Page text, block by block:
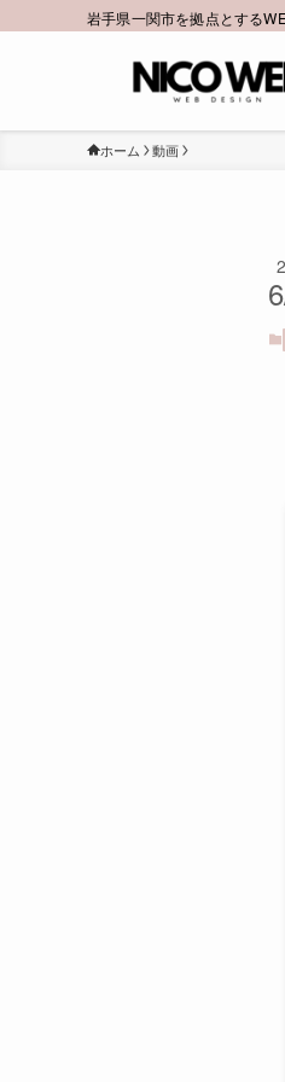
岩手県一関市を拠点とする
ホーム 動画